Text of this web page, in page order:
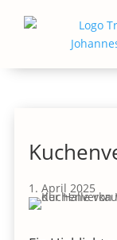
1. April 2025